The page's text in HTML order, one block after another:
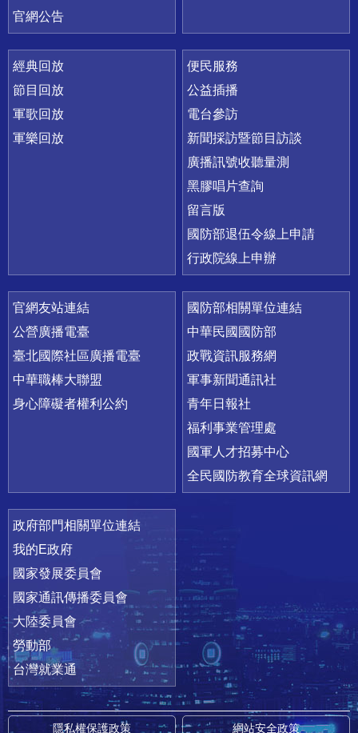
官網公告
經典回放
節目回放
軍歌回放
軍樂回放
便民服務
公益插播
電台參訪
新聞採訪暨節目訪談
廣播訊號收聽量測
黑膠唱片查詢
留言版
國防部退伍令線上申請
行政院線上申辦
官網友站連結
公營廣播電臺
臺北國際社區廣播電臺
中華職棒大聯盟
身心障礙者權利公約
國防部相關單位連結
中華民國國防部
政戰資訊服務網
軍事新聞通訊社
青年日報社
福利事業管理處
國軍人才招募中心
全民國防教育全球資訊網
政府部門相關單位連結
我的E政府
國家發展委員會
國家通訊傳播委員會
大陸委員會
勞動部
台灣就業通
隱私權保護政策 網站安全政策